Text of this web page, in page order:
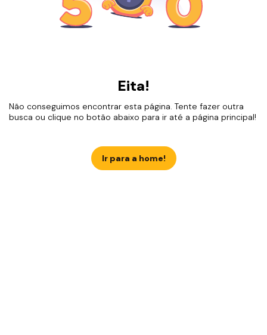
Eita!
Não conseguimos encontrar esta página. Tente fazer outra
busca ou clique no botão abaixo para ir até a página principal!
Ir para a home!